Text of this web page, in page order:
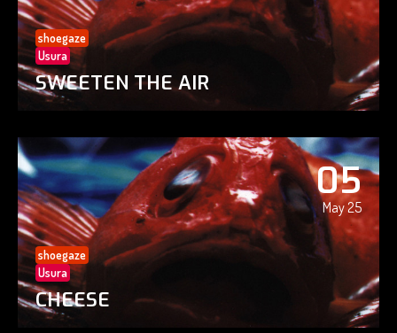
shoegaze
Usura
SWEETEN THE AIR
05
May 25
shoegaze
Usura
CHEESE